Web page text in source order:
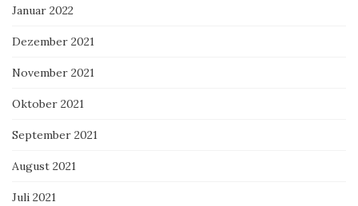
Januar 2022
Dezember 2021
November 2021
Oktober 2021
September 2021
August 2021
Juli 2021